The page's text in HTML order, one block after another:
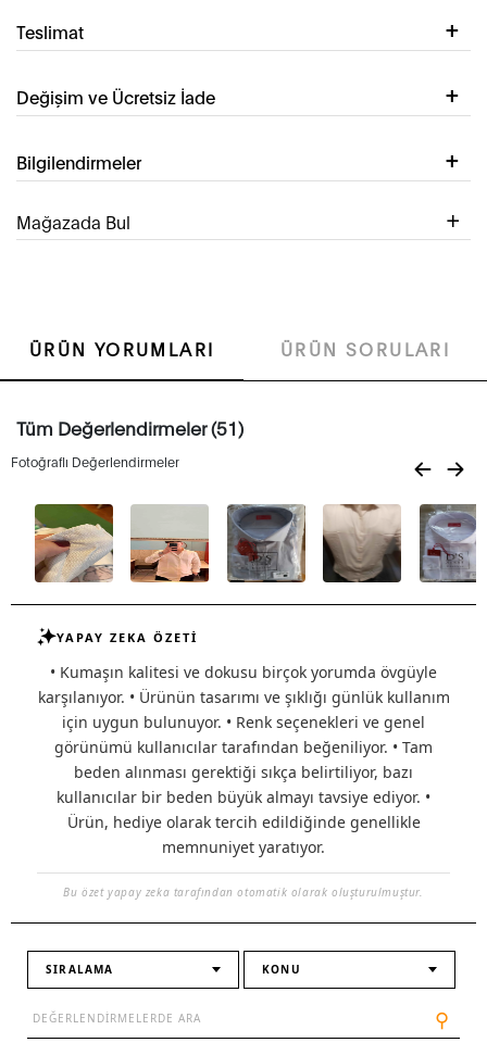
Teslimat
Değişim ve Ücretsiz İade
Bilgilendirmeler
Mağazada Bul
ÜRÜN YORUMLARI ÜRÜN SORULARI
Tüm Değerlendirmeler (51)
Fotoğraflı Değerlendirmeler
YAPAY ZEKA ÖZETİ
• Kumaşın kalitesi ve dokusu birçok yorumda övgüyle
karşılanıyor. • Ürünün tasarımı ve şıklığı günlük kullanım
için uygun bulunuyor. • Renk seçenekleri ve genel
görünümü kullanıcılar tarafından beğeniliyor. • Tam
beden alınması gerektiği sıkça belirtiliyor, bazı
kullanıcılar bir beden büyük almayı tavsiye ediyor. •
Ürün, hediye olarak tercih edildiğinde genellikle
memnuniyet yaratıyor.
Bu özet yapay zeka tarafından otomatik olarak oluşturulmuştur.
SIRALAMA KONU
⚲